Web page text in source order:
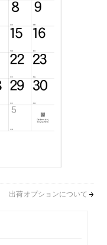
出荷オプションについて